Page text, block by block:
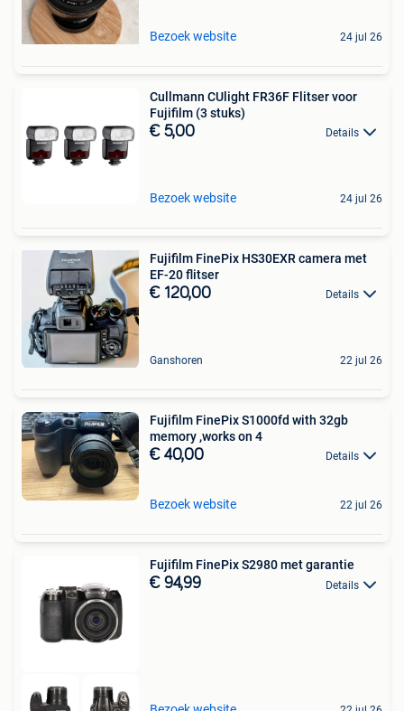
Bezoek website 24 jul 26
Cullmann CUlight FR36F Flitser voor
Fujifilm (3 stuks)
€ 5,00 Details
Bezoek website 24 jul 26
Fujifilm FinePix HS30EXR camera met
EF-20 flitser
€ 120,00 Details
Ganshoren 22 jul 26
Fujifilm FinePix S1000fd with 32gb
memory ,works on 4
€ 40,00 Details
Bezoek website 22 jul 26
Fujifilm FinePix S2980 met garantie
€ 94,99 Details